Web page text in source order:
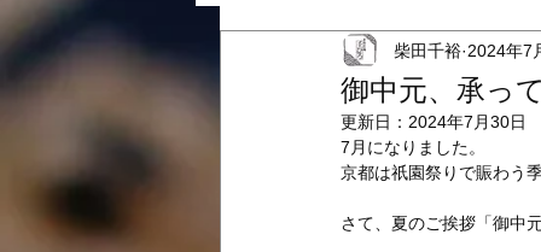
御中元、承っ
柴田千裕 2024年7
更新日： 2024年7月30日
7月になりました。
京都は祇園祭りで賑わう
さて、夏のご挨拶「御中